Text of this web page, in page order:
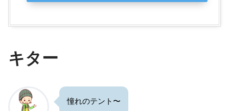
キター
憧れのテント〜